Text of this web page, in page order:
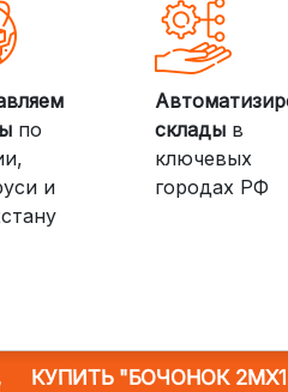
по
и
склады в
ключевых
городах РФ
КУПИТЬ "БОЧОНОК